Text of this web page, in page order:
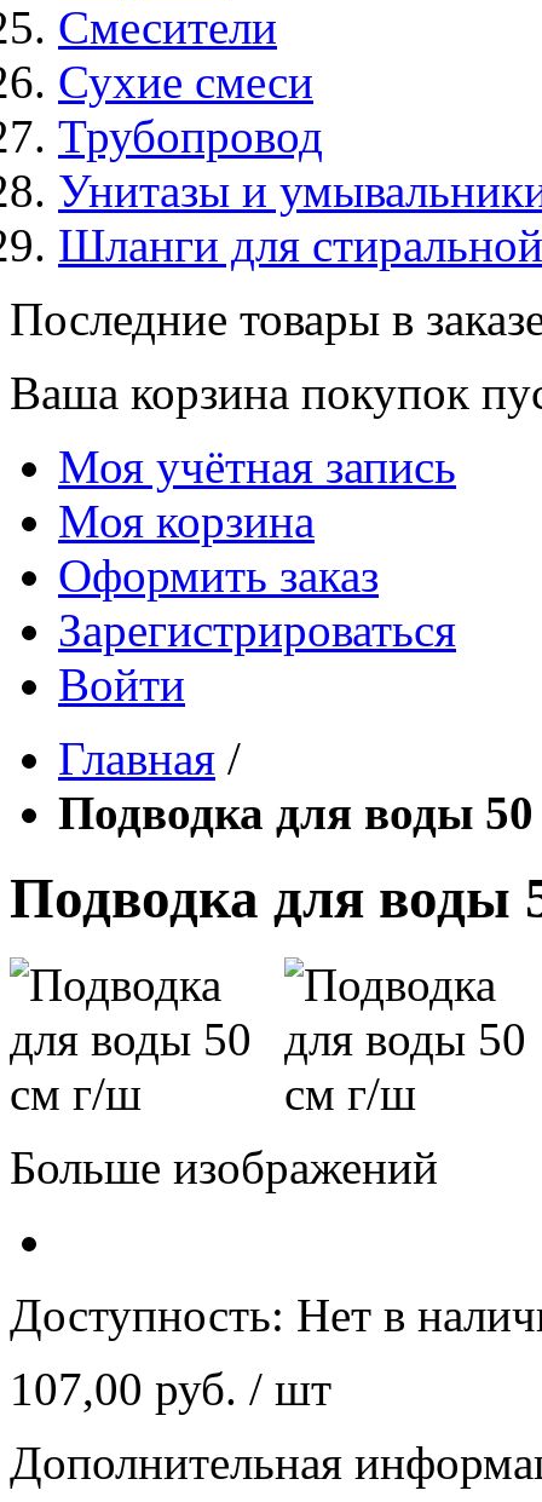
Смесители
Сухие смеси
Трубопровод
Унитазы и
Шланги для
Последние товары в
Ваша корзина покупок
Моя учётная запись
Моя корзина
Оформить заказ
Зарегистрироваться
Войти
Главная /
Подводка для воды
Подводка для воды
Больше изображений
Доступность: Нет в
107,00 руб. / шт
Дополнительная